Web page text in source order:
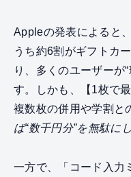
Appleの発表によると
うち約6割がギフトカ
り、多くのユーザーが
す。しかも、【1枚で
複数枚の併用や学割と
ば“数千円分”を無駄に
一方で、「コード入力